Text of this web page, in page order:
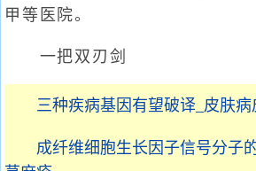
甲等医院。
一把双刃剑
三种疾病基因有望破译_皮肤病
成纤维细胞生长因子信号分子